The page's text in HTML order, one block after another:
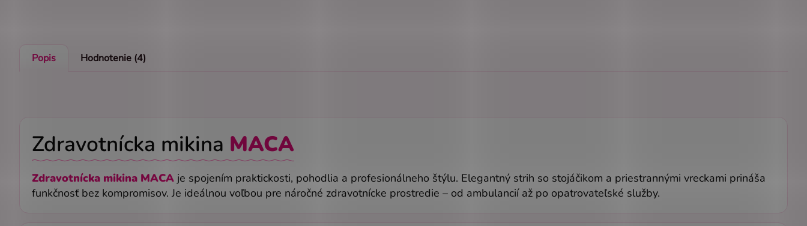
Popis Hodnotenie (4)
Zdravotnícka mikina MACA
Zdravotnícka mikina MACA je spojením praktickosti, pohodlia a profesionálneho štýlu. Elegantný strih so stojáčikom a priestrannými vreckami prináša
funkčnosť bez kompromisov. Je ideálnou voľbou pre náročné zdravotnícke prostredie – od ambulancií až po opatrovateľské služby.